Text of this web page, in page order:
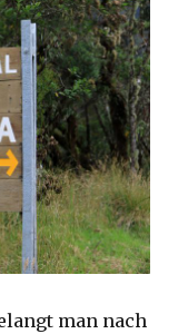
man nach